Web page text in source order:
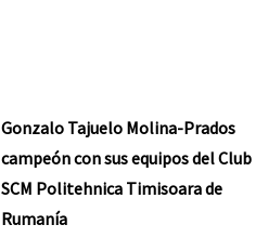
Gonzalo Tajuelo Molina-Prados
campeón con sus equipos del Club
SCM Politehnica Timisoara de
Rumanía